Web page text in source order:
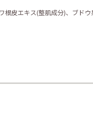
皮エキス(整肌成分)、ブド